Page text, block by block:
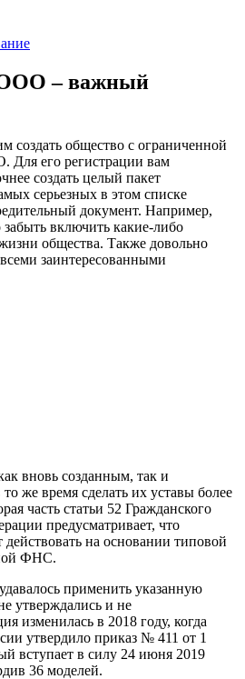
ООО – важный
создать общество с ограниченной
Для его регистрации вам
создать целый пакет
серьезных в этом списке
документ. Например,
забыть включить какие-либо
общества. Также довольно
заинтересованными
вновь созданным, так и
же время сделать их уставы более
часть статьи 52 Гражданского
предусматривает, что
на основании типовой
ФНС.
применить указанную
утверждались и не
изменилась в 2018 году, когда
утвердило приказ № 411 от 1
вступает в силу 24 июня 2019
36 моделей.